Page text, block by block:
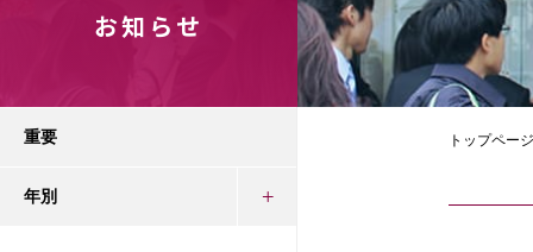
お知らせ
トップページ
重要
年別